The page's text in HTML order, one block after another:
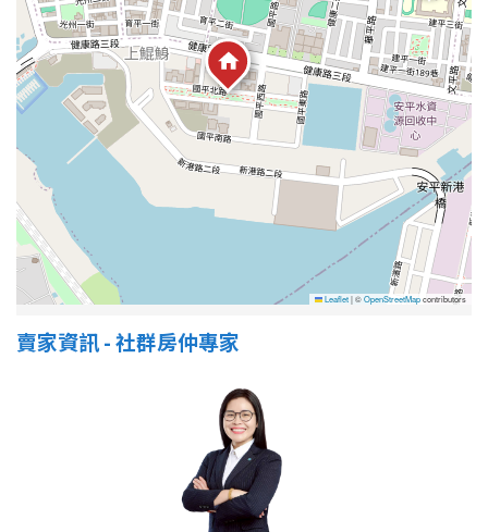
屋齡
不拘
5 年以下
5-10 年 10-20 年
20-30 年 30-40 年
40 年以上
Leaflet|©OpenStreetMapcontributors
賣家資訊 - 社群房仲專家